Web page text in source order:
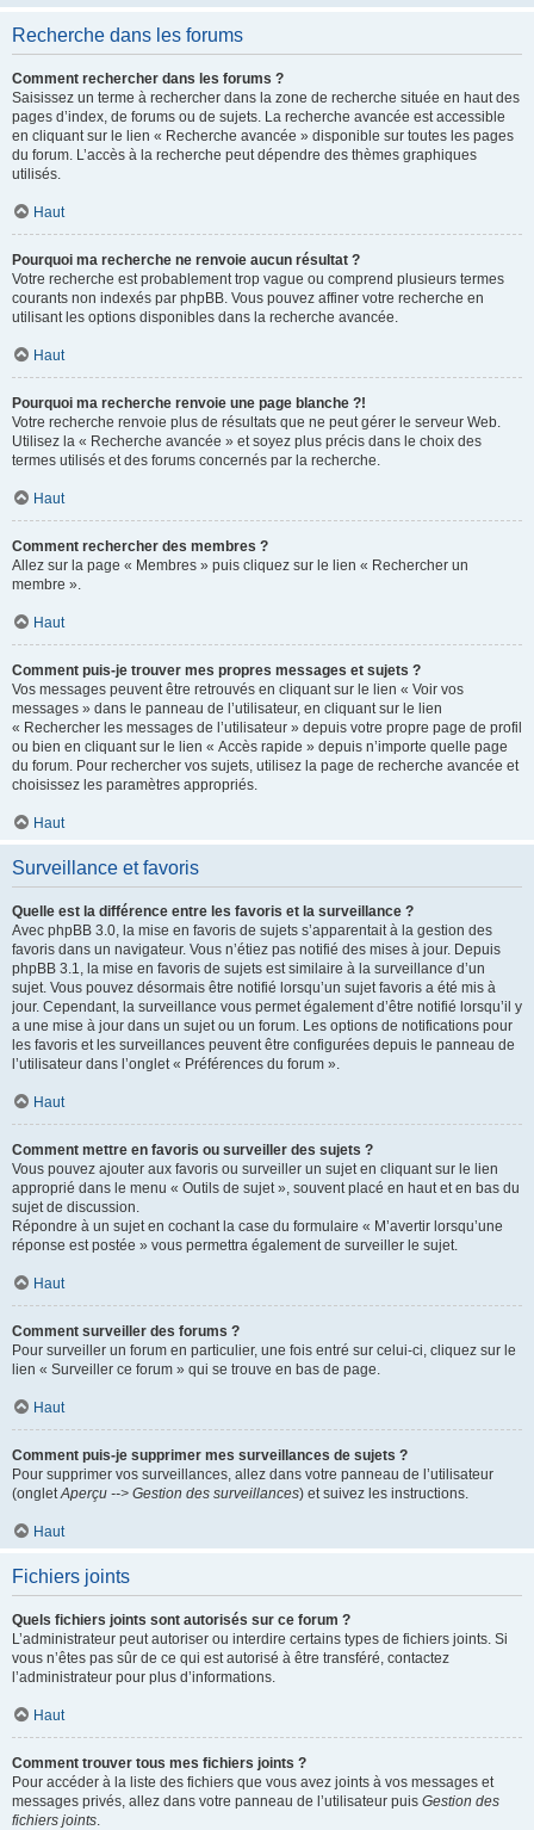
Recherche dans les forums
Comment rechercher dans les forums ?
Saisissez un terme à rechercher dans la zone de recherche située en haut des
pages d’index, de forums ou de sujets. La recherche avancée est accessible
en cliquant sur le lien « Recherche avancée » disponible sur toutes les pages
du forum. L’accès à la recherche peut dépendre des thèmes graphiques
utilisés.
Haut
Pourquoi ma recherche ne renvoie aucun résultat ?
Votre recherche est probablement trop vague ou comprend plusieurs termes
courants non indexés par phpBB. Vous pouvez affiner votre recherche en
utilisant les options disponibles dans la recherche avancée.
Haut
Pourquoi ma recherche renvoie une page blanche ?!
Votre recherche renvoie plus de résultats que ne peut gérer le serveur Web.
Utilisez la « Recherche avancée » et soyez plus précis dans le choix des
termes utilisés et des forums concernés par la recherche.
Haut
Comment rechercher des membres ?
Allez sur la page « Membres » puis cliquez sur le lien « Rechercher un
membre ».
Haut
Comment puis-je trouver mes propres messages et sujets ?
Vos messages peuvent être retrouvés en cliquant sur le lien « Voir vos
messages » dans le panneau de l’utilisateur, en cliquant sur le lien
« Rechercher les messages de l’utilisateur » depuis votre propre page de profil
ou bien en cliquant sur le lien « Accès rapide » depuis n’importe quelle page
du forum. Pour rechercher vos sujets, utilisez la page de recherche avancée et
choisissez les paramètres appropriés.
Haut
Surveillance et favoris
Quelle est la différence entre les favoris et la surveillance ?
Avec phpBB 3.0, la mise en favoris de sujets s’apparentait à la gestion des
favoris dans un navigateur. Vous n’étiez pas notifié des mises à jour. Depuis
phpBB 3.1, la mise en favoris de sujets est similaire à la surveillance d’un
sujet. Vous pouvez désormais être notifié lorsqu’un sujet favoris a été mis à
jour. Cependant, la surveillance vous permet également d’être notifié lorsqu’il y
a une mise à jour dans un sujet ou un forum. Les options de notifications pour
les favoris et les surveillances peuvent être configurées depuis le panneau de
l’utilisateur dans l’onglet « Préférences du forum ».
Haut
Comment mettre en favoris ou surveiller des sujets ?
Vous pouvez ajouter aux favoris ou surveiller un sujet en cliquant sur le lien
approprié dans le menu « Outils de sujet », souvent placé en haut et en bas du
sujet de discussion.
Répondre à un sujet en cochant la case du formulaire « M’avertir lorsqu’une
réponse est postée » vous permettra également de surveiller le sujet.
Haut
Comment surveiller des forums ?
Pour surveiller un forum en particulier, une fois entré sur celui-ci, cliquez sur le
lien « Surveiller ce forum » qui se trouve en bas de page.
Haut
Comment puis-je supprimer mes surveillances de sujets ?
Pour supprimer vos surveillances, allez dans votre panneau de l’utilisateur
(ongletAperçu --> Gestion des surveillances) et suivez les instructions.
Haut
Fichiers joints
Quels fichiers joints sont autorisés sur ce forum ?
L’administrateur peut autoriser ou interdire certains types de fichiers joints. Si
vous n’êtes pas sûr de ce qui est autorisé à être transféré, contactez
l’administrateur pour plus d’informations.
Haut
Comment trouver tous mes fichiers joints ?
Pour accéder à la liste des fichiers que vous avez joints à vos messages et
messages privés, allez dans votre panneau de l’utilisateur puis Gestion des
fichiers joints.